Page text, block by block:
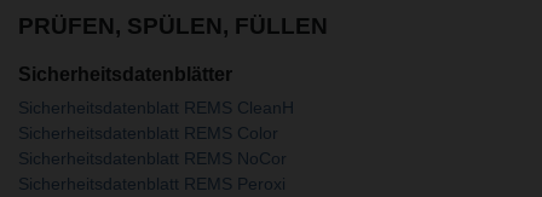
PRÜFEN, SPÜLEN, FÜLLEN
Sicherheitsdatenblätter
Sicherheitsdatenblatt REMS CleanH
Sicherheitsdatenblatt REMS Color
Sicherheitsdatenblatt REMS NoCor
Sicherheitsdatenblatt REMS Peroxi